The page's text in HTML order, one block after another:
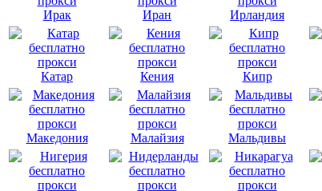
Ирак Иран Ирландия
Катар Кения Кипр
Македония Малайзия Мальдивы